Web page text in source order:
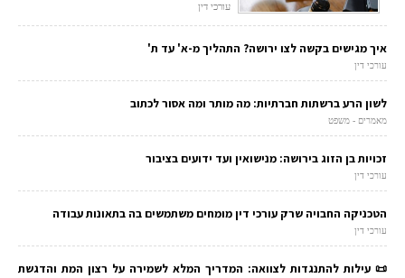
עורכי דין
איך מגישים בקשה לצו ירושה? התהליך מ-א' עד ת'
עורכי דין
לשון הרע ברשתות חברתיות: מה מותר ומה אסור לכתוב
מאמרים - משפט
זכויות בן הזוג בירושה: מנישואין ועד ידועים בציבור
עורכי דין
הטכניקה החבויה שרק עורכי דין מומחים משתמשים בה בתאונות עבודה
עורכי דין
📜 עילות להתנגדות לצוואה: המדריך המלא לשמירה על רצון המת והדגשת